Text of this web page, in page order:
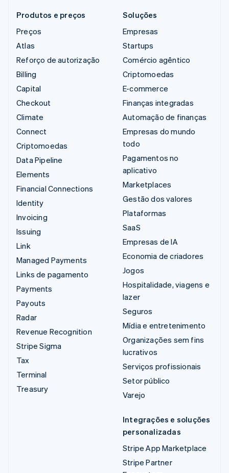
Produtos e preços
Preços
Atlas
Reforço de autorização
Billing
Capital
Checkout
Climate
Connect
Criptomoedas
Data Pipeline
Elements
Financial Connections
Identity
Invoicing
Issuing
Link
Managed Payments
Links de pagamento
Payments
Payouts
Radar
Revenue Recognition
Stripe Sigma
Tax
Terminal
Treasury
Soluções
Empresas
Startups
Comércio agêntico
Criptomoedas
E-commerce
Finanças integradas
Automação de finanças
Empresas do mundo
todo
Pagamentos no
aplicativo
Marketplaces
Gestão dos valores
Plataformas
SaaS
Empresas de IA
Economia de criadores
Jogos
Hospitalidade, viagens e
lazer
Seguros
Mídia e entretenimento
Organizações sem fins
lucrativos
Serviços profissionais
Setor público
Varejo
Integrações e soluções
personalizadas
Stripe App Marketplace
Stripe Partner